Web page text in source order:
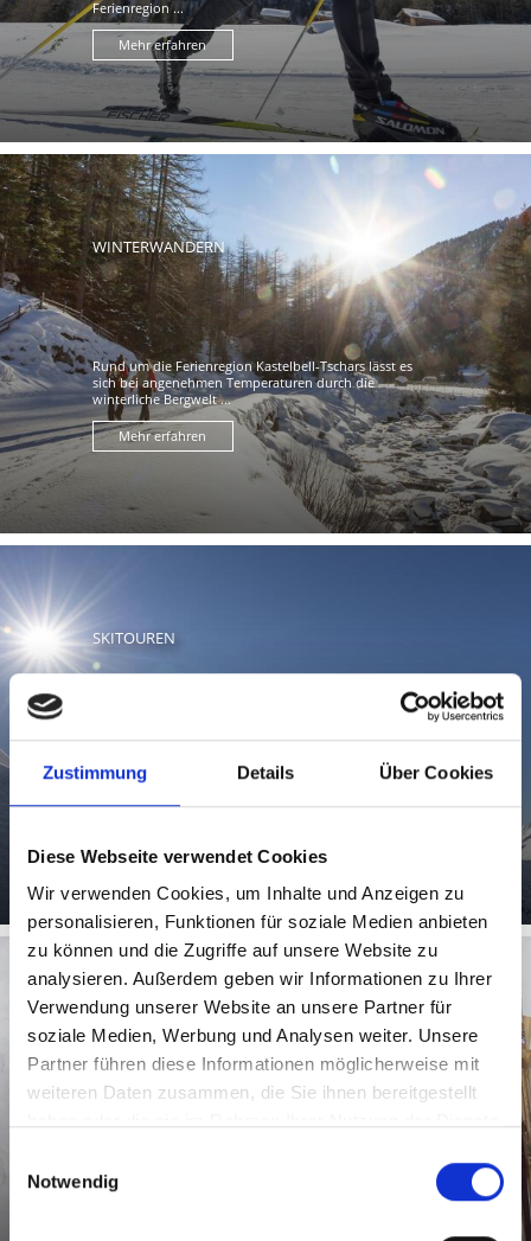
Zustimmung Details Über Cookies
Diese Webseite verwendet Cookies
Wir verwenden Cookies, um Inhalte und Anzeigen zu
personalisieren, Funktionen für soziale Medien anbieten
zu können und die Zugriffe auf unsere Website zu
analysieren. Außerdem geben wir Informationen zu Ihrer
Verwendung unserer Website an unsere Partner für
soziale Medien, Werbung und Analysen weiter. Unsere
Partner führen diese Informationen möglicherweise mit
weiteren Daten zusammen, die Sie ihnen bereitgestellt
Notwendig
Ferienregion ...
Mehr erfahren
WINTERWANDERN
Rund um die Ferienregion Kastelbell-Tschars lässt es
sich bei angenehmen Temperaturen durch die
winterliche Bergwelt ...
Mehr erfahren
SKITOUREN
rund um die Ferienregion Kastelbell-Tschars, bis nach
SKIFAHREN
Sulden ...